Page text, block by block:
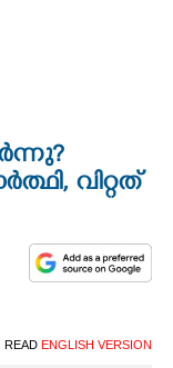
വിറ്റത്
READ ENGLISH VERSION